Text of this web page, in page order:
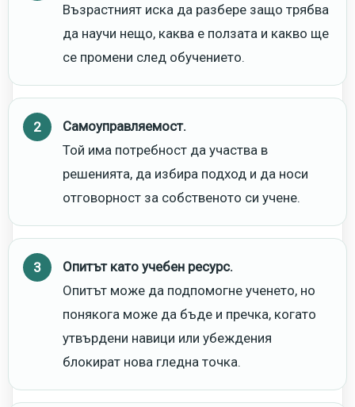
Възрастният иска да разбере защо трябва
да научи нещо, каква е ползата и какво ще
се промени след обучението.
Самоуправляемост.
Той има потребност да участва в
решенията, да избира подход и да носи
отговорност за собственото си учене.
Опитът като учебен ресурс.
Опитът може да подпомогне ученето, но
понякога може да бъде и пречка, когато
утвърдени навици или убеждения
блокират нова гледна точка.